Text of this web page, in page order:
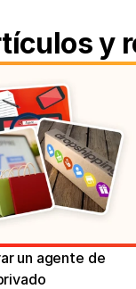
y
un agente de